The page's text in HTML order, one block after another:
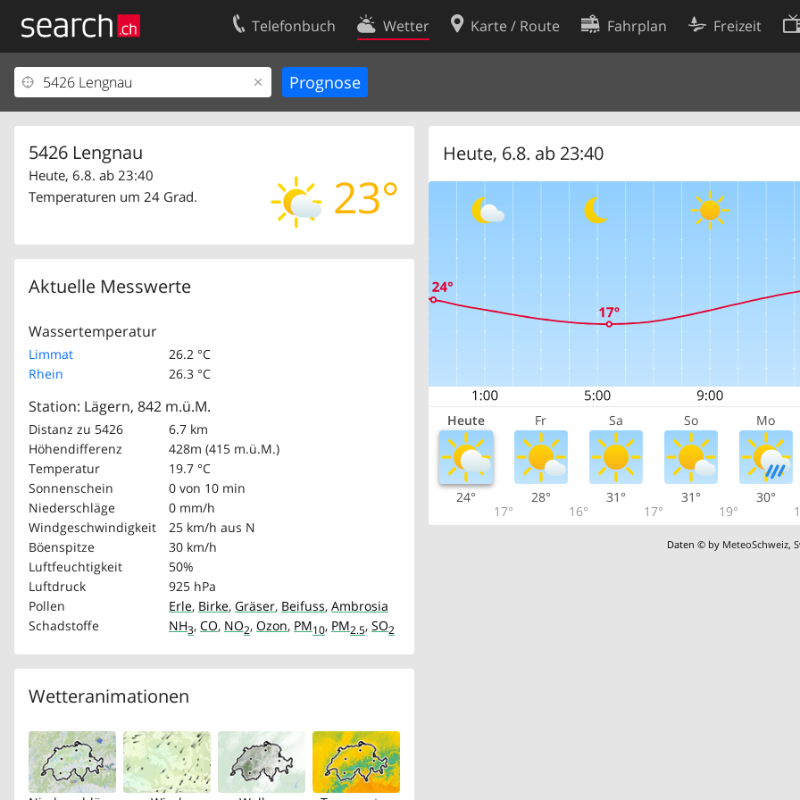
Telefonbuch Wetter Karte / Route Fahrplan Freizeit
5426 Lengnau
23°
Heute, 6.8. ab 23:40
Temperaturen um 24 Grad.
Aktuelle Messwerte
Wassertemperatur
Limmat
26.2 °C
Rhein
26.3 °C
Station: Lägern, 842 m.ü.M.
Distanz zu 5426
6.7 km
Höhendifferenz
428m (415 m.ü.M.)
Temperatur
19.7 °C
Sonnenschein
0 von 10 min
Niederschläge
0 mm/h
Windgeschwindigkeit
25 km/h aus N
Böenspitze
30 km/h
Luftfeuchtigkeit
50%
Luftdruck
925 hPa
Pollen
Erle, Birke, Gräser, Beifuss, Ambrosia
Schadstoffe
NH3, CO, NO2, Ozon, PM10, PM2.5, SO2
Wetteranimationen
Heute, 6.8. ab 23:40
Heute Fr Sa So Mo
24°
17°
28°
16°
31°
17°
31°
19°
30°
Daten © by MeteoSchweiz,
Ihr Eintrag
Kundencenter Geschäftskunden
Kontakt
Nutzungsbedingungen
Cookie-Einstellungen